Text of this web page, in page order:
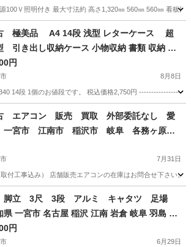
100Ｖ照明付き 最大寸法約 高さ1,320㎜ 560㎜ 560㎜ 看板
の他 看板
極美品 A4 14段 浅型 レターケース 超
引き出し収納ケース 小物収納 書類 収納 ケ
小物ケース 書類整理 書類ケース 超スリム
ー 各1個 愛知県 一宮市 名古屋 稲沢 江南
岐阜 羽島 各務ヶ原 三重 愛知 グッドプライス
円
8月8日
14段 1個のお値段です。 税込価格2,750円
フィス用家具 ケース
エアコン 販売 買取 外部委託なし 愛
宮市 江南市 稲沢市 岐阜 各務ヶ原
7月31日
付工事込み） 店舗販売エアコンの在庫はお問合せ下さい
の他 ホームページ
立 3尺 3段 アルミ キャタツ 足場
県 一宮市 名古屋 稲沢 江南 岩倉 岐阜 羽島 各
原 三重 愛知 グッドプライス一宮
円
6月29日